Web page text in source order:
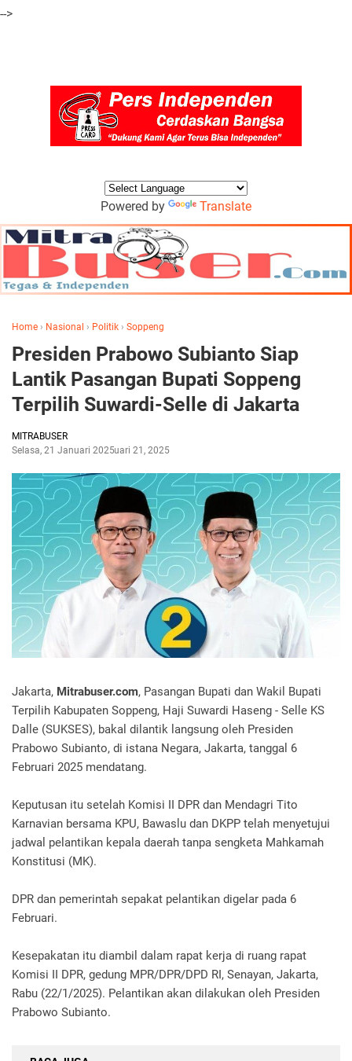
-->
Powered by Translate
Home › Nasional › Politik › Soppeng
Presiden Prabowo Subianto Siap
Lantik Pasangan Bupati Soppeng
Terpilih Suwardi-Selle di Jakarta
MITRABUSER
Selasa, 21 Januari 2025Januari 21, 2025
Jakarta, Mitrabuser.com, Pasangan Bupati dan Wakil Bupati
Terpilih Kabupaten Soppeng, Haji Suwardi Haseng - Selle KS
Dalle (SUKSES), bakal dilantik langsung oleh Presiden
Prabowo Subianto, di istana Negara, Jakarta, tanggal 6
Februari 2025 mendatang.
Keputusan itu setelah Komisi II DPR dan Mendagri Tito
Karnavian bersama KPU, Bawaslu dan DKPP telah menyetujui
jadwal pelantikan kepala daerah tanpa sengketa Mahkamah
Konstitusi (MK).
DPR dan pemerintah sepakat pelantikan digelar pada 6
Februari.
Kesepakatan itu diambil dalam rapat kerja di ruang rapat
Komisi II DPR, gedung MPR/DPR/DPD RI, Senayan, Jakarta,
Rabu (22/1/2025). Pelantikan akan dilakukan oleh Presiden
Prabowo Subianto.